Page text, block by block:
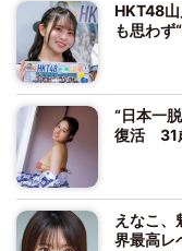
HKT48
も思わず
“日本一
復活 31
えなこ、
界最高レ